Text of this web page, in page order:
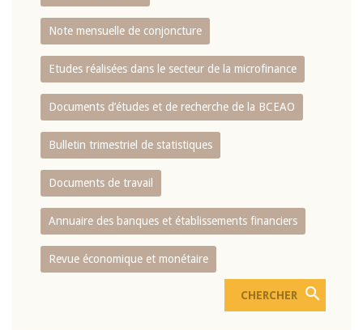
Note mensuelle de conjoncture
Etudes réalisées dans le secteur de la microfinance
Documents d’études et de recherche de la BCEAO
Bulletin trimestriel de statistiques
Documents de travail
Annuaire des banques et établissements financiers
Revue économique et monétaire